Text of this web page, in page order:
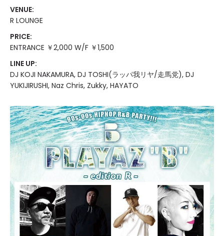
VENUE:
R LOUNGE
PRICE:
ENTRANCE ￥2,000 W/F ￥1,500
LINE UP:
DJ KOJI NAKAMURA, DJ TOSHI(ラッパ我リヤ/走馬党), DJ
YUKIJIRUSHI, Naz Chris, Zukky, HAYATO